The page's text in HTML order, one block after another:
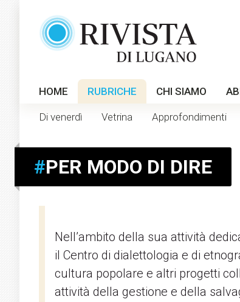
HOME RUBRICHE CHI SIAMO
Di venerdì Vetrina Approfondimenti
#PER MODO DI DIRE
Nell’ambito della sua attività
il Centro di dialettologia e di
cultura popolare e altri progetti
attività della gestione e della